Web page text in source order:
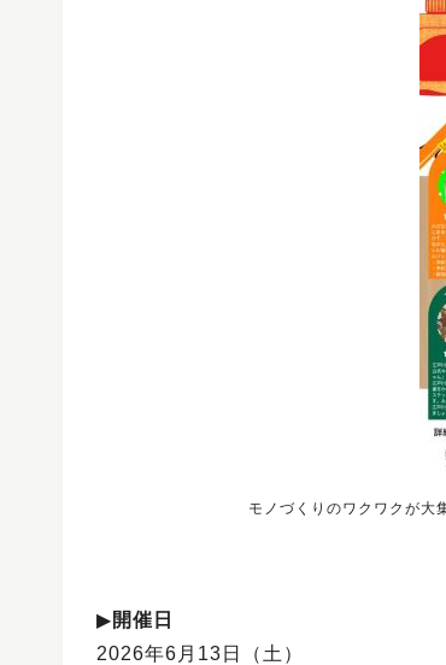
モノづくりのワクワクが大
▶︎開催日
2026年6月13日（土）